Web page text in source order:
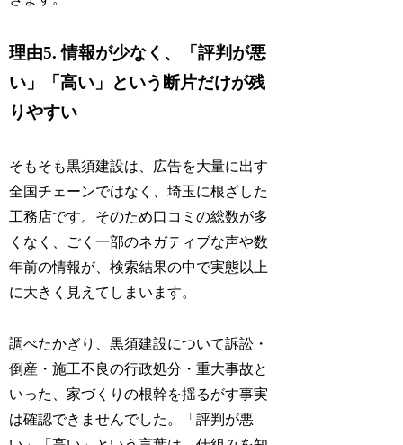
理由5. 情報が少なく、「評判が悪
い」「高い」という断片だけが残
りやすい
そもそも黒須建設は、広告を大量に出す
全国チェーンではなく、埼玉に根ざした
工務店です。そのため口コミの総数が多
くなく、ごく一部のネガティブな声や数
年前の情報が、検索結果の中で実態以上
に大きく見えてしまいます。
調べたかぎり、黒須建設について訴訟・
倒産・施工不良の行政処分・重大事故と
いった、家づくりの根幹を揺るがす事実
は確認できませんでした。「評判が悪